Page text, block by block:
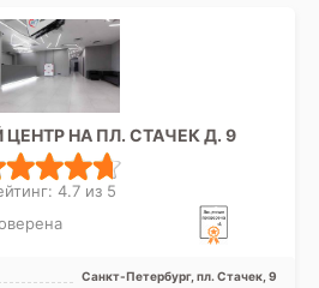
НА ПЛ. СТАЧЕК Д. 9
4.7 из 5
Санкт-Петербург, пл. Стачек, 9